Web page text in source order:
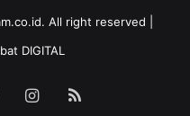
All right reserved |
DIGITAL
YouTubeInstagram